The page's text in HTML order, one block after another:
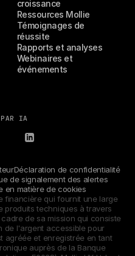
croissance
Ressources Mollie
Témoignages de
réussite
Rapports et analyses
Webinaires et
événements
PAR IA
Déclaration de confidentialité
de signalement des alertes
en matière de cookies
financière qui fournit une large
produits techniques à travers
de sa mission qui consiste
de l'argent accessible pour
agréée et enregistrée en tant
auprès de la Banque